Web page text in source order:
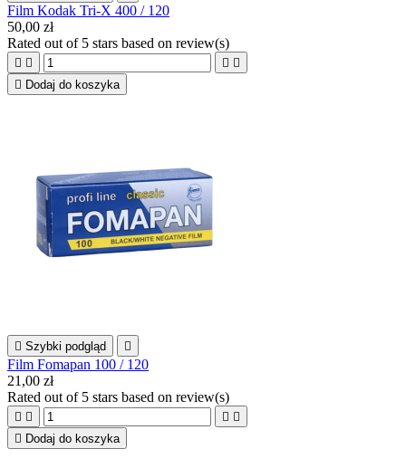
Film Kodak Tri-X 400 / 120
50,00 zł
Rated out of 5 stars based on review(s)
   
 Dodaj do koszyka
 Szybki podgląd 
Film Fomapan 100 / 120
21,00 zł
Rated out of 5 stars based on review(s)
   
 Dodaj do koszyka